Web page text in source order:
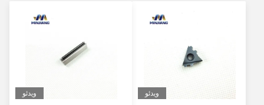
ویدئو ویدئو